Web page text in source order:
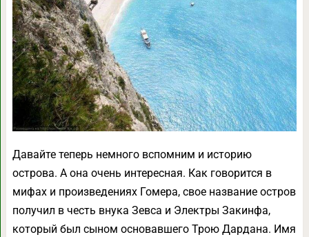
Давайте теперь немного вспомним и историю
острова. А она очень интересная. Как говорится в
мифах и произведениях Гомера, свое название остров
получил в честь внука Зевса и Электры Закинфа,
который был сыном основавшего Трою Дардана. Имя